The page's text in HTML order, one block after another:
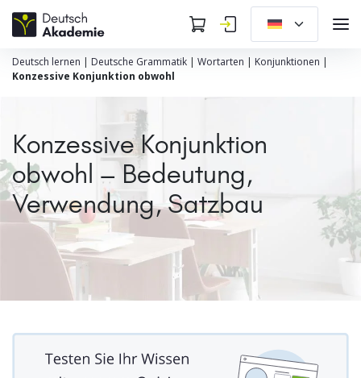
Deutsch lernen | Deutsche Grammatik | Wortarten | Konjunktionen |
Konzessive Konjunktion obwohl
Konzessive Konjunktion
obwohl – Bedeutung,
Verwendung, Satzbau